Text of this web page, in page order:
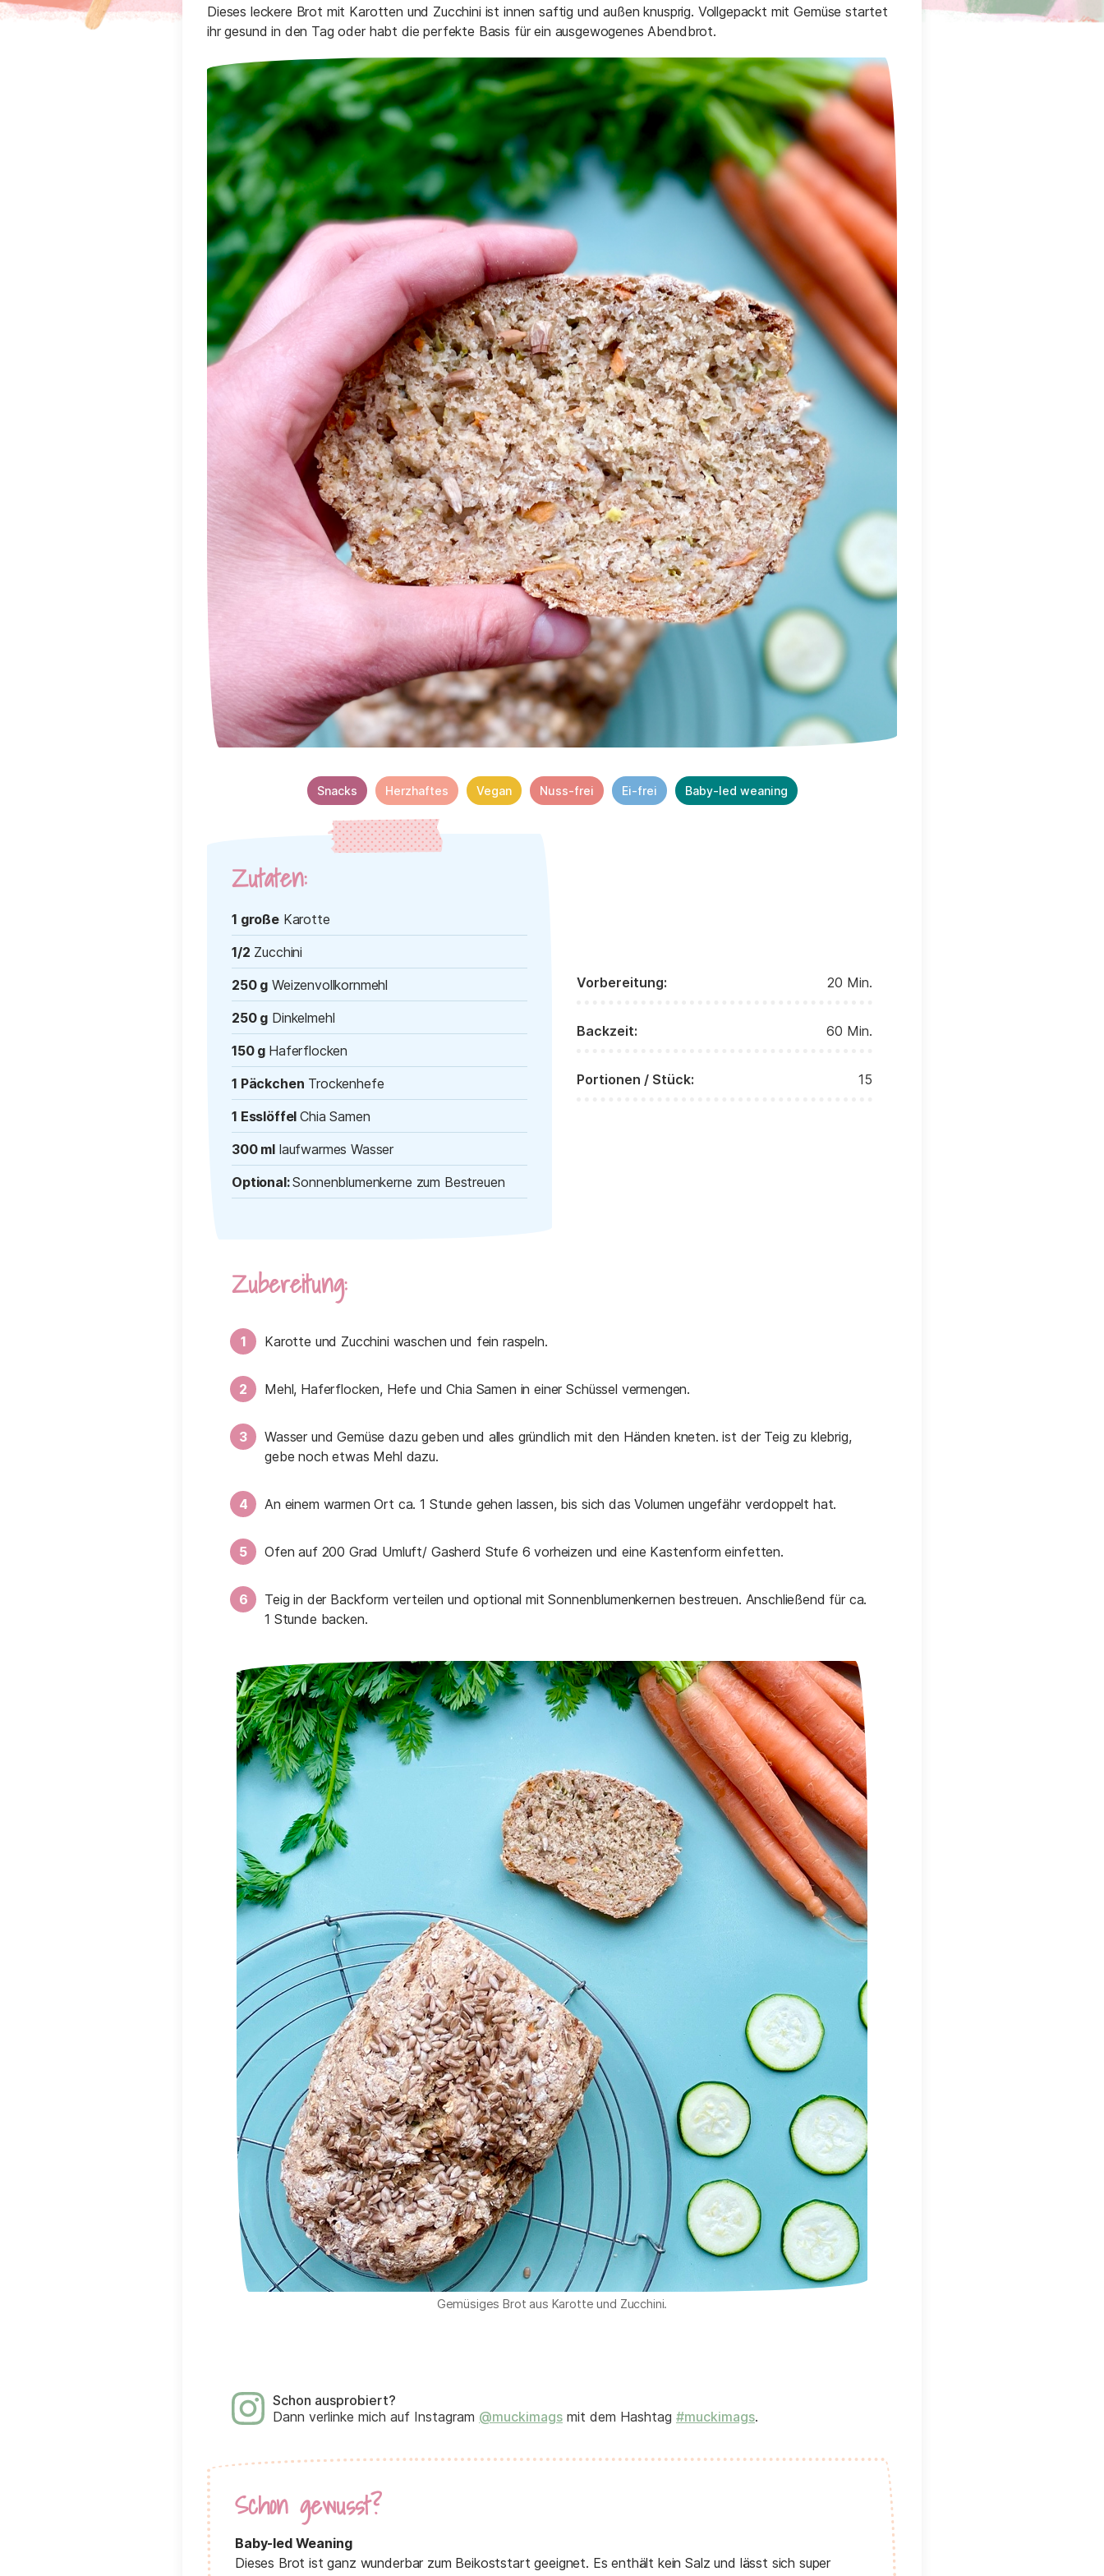
Dieses leckere Brot mit Karotten und Zucchini ist innen saftig und außen knusprig. Vollgepackt mit Gemüse startet
ihr gesund in den Tag oder habt die perfekte Basis für ein ausgewogenes Abendbrot.
Snacks Herzhaftes Vegan Nuss-frei Ei-frei Baby-led weaning
Zutaten:
1 großeKarotte
1/2 Zucchini
250 g Weizenvollkornmehl
250 g Dinkelmehl
150 g Haferflocken
1 Päckchen Trockenhefe
1 EsslöffelChia Samen
300 ml laufwarmes Wasser
Optional:Sonnenblumenkerne zum Bestreuen
Vorbereitung: 20 Min.
Backzeit: 60 Min.
Portionen / Stück: 15
Zubereitung:
Karotte und Zucchini waschen und fein raspeln.
Mehl, Haferflocken, Hefe und Chia Samen in einer Schüssel vermengen.
Wasser und Gemüse dazu geben und alles gründlich mit den Händen kneten. ist der Teig zu klebrig,
gebe noch etwas Mehl dazu.
An einem warmen Ort ca. 1 Stunde gehen lassen, bis sich das Volumen ungefähr verdoppelt hat.
Ofen auf 200 Grad Umluft/ Gasherd Stufe 6 vorheizen und eine Kastenform einfetten.
Teig in der Backform verteilen und optional mit Sonnenblumenkernen bestreuen. Anschließend für ca.
1 Stunde backen.
Gemüsiges Brot aus Karotte und Zucchini.
Schon ausprobiert?
Dann verlinke mich auf Instagram @muckimags mit dem Hashtag #muckimags.
Schon gewusst?
Baby-led Weaning
Dieses Brot ist ganz wunderbar zum Beikoststart geeignet. Es enthält kein Salz und lässt sich super